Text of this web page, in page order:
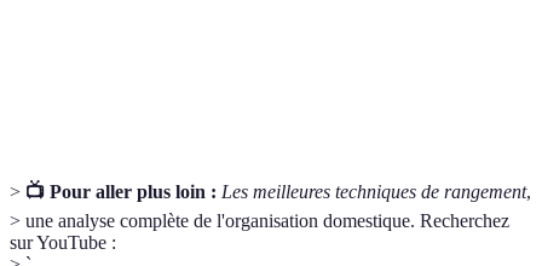
> 📺 Pour aller plus loin : Les meilleures techniques de rangement,
> une analyse complète de l'organisation domestique. Recherchez
sur YouTube :